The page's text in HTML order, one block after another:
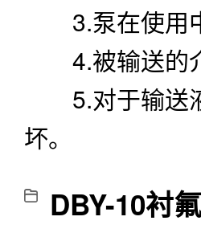
3.泵在使用
4.被输送的介
5.对于输送液
坏。
DBY-10衬